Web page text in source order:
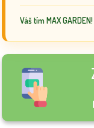
Váš tím MAX GARDEN!